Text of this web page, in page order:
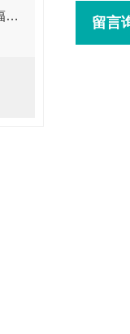
波控(Wavecontrol) SMP160电磁辐射分析仪 留言